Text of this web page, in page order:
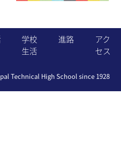
学校
生活
進路
アク
セス
Technical High School since 1928